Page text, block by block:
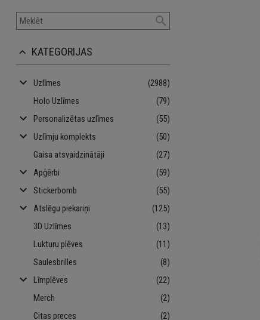
search
keyboard_arrow_up KATEGORIJAS
keyboard_arrow_down Uzlīmes
(2988)
Holo Uzlīmes
(79)
keyboard_arrow_down Personalizētas uzlīmes (55)
keyboard_arrow_down Uzlīmju komplekts
(50)
Gaisa atsvaidzinātāji
(27)
keyboard_arrow_down Apģērbi (59)
keyboard_arrow_down Stickerbomb (55)
keyboard_arrow_down Atslēgu piekariņi
(125)
3D Uzlīmes
(13)
Lukturu plēves
(11)
Saulesbrilles
(8)
keyboard_arrow_down Līmplēves
(22)
Merch
(2)
Citas preces
(2)